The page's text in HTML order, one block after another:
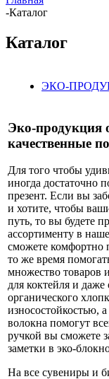
-Каталог
Каталог
ЭКО-
Эко-
качественные
Для того чтобы
иногда достаточно
презент. Если вы
и хотите, чтобы
путь, то вы будете
ассортименту в
сможете комфортно
то же время
множество товаров
для коктейля и
органического
износостойкостью,
волокна помогут
ручкой вы сможете
заметки в эко-
На все сувениры и